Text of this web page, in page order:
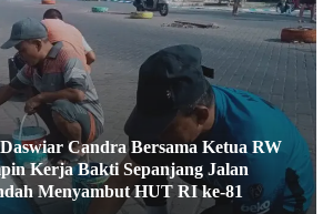
Candra Bersama Ketua RW
Kerja Bakti Sepanjang Jalan
Menyambut HUT RI ke-81